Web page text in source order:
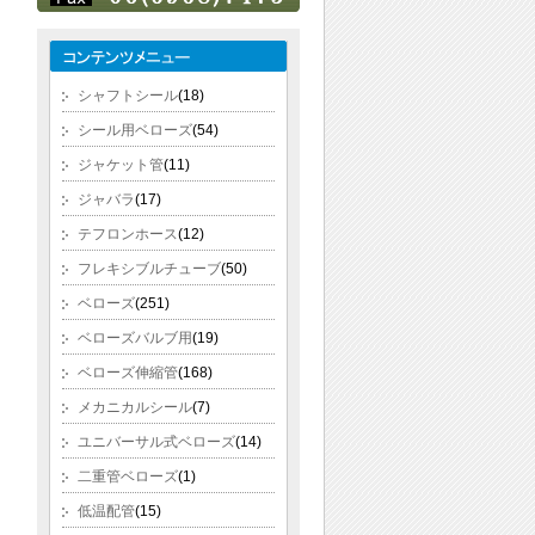
シャフトシール(18)
シール用ベローズ(54)
ジャケット管(11)
ジャバラ(17)
テフロンホース(12)
フレキシブルチューブ(50)
ベローズ(251)
ベローズバルブ用(19)
ベローズ伸縮管(168)
メカニカルシール(7)
ユニバーサル式ベローズ(14)
二重管ベローズ(1)
低温配管(15)